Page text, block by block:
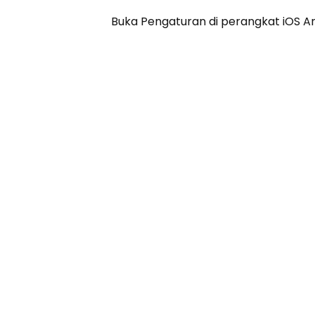
Buka Pengaturan di perangkat iOS